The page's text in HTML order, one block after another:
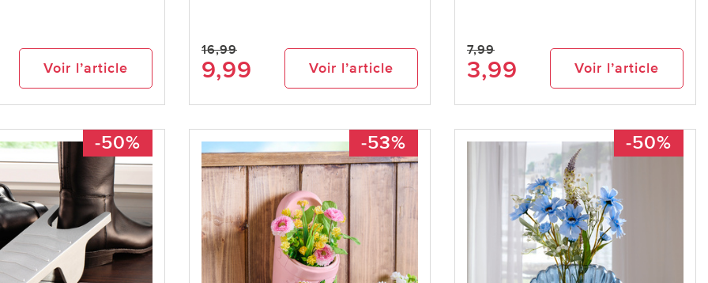
Voir l’article
16,99
9,99 Voir l’article
7,99
3,99 Voir l’article
-50% -53% -50%